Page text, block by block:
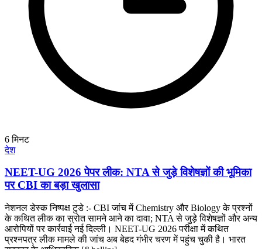
6मिनट
देश
NEET-UG 2026 पेपर लीक: NTA से जुड़े विशेषज्ञों की भूमिका
पर CBI का बड़ा खुलासा
नेशनल डेस्क निष्पक्ष टुडे :- CBI जांच में Chemistry और Biology के प्रश्नों
के कथित लीक का स्रोत सामने आने का दावा; NTA से जुड़े विशेषज्ञों और अन्य
आरोपियों पर कार्रवाई नई दिल्ली। NEET-UG 2026 परीक्षा में कथित
प्रश्नपत्र लीक मामले की जांच अब बेहद गंभीर चरण में पहुंच चुकी है। भारत